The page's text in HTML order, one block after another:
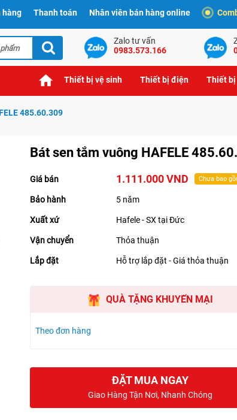
hàng Thanh toán Nhân viên bán hàng online
Zalo tư vấn
0983.573.166
Thiết bị vệ sinh Thiết bị điện Thiết bị
485.60.309
Bát sen tắm vuông HAFELE
Giá bán 1.111.000 VND Chưa bao
Bảo hành 5 năm
Xuất xứ Hafele - SX tại Đức
Vận chuyển Thỏa thuận
Lắp đặt Hỗ trợ lắp đặt - Giá thỏa thuận
QUÀ TẶNG KHUYẾN MẠI
Theo đơn hàng
ĐẶT MUA NGAY
Giao Hàng Tận Nơi, Nhanh Chóng